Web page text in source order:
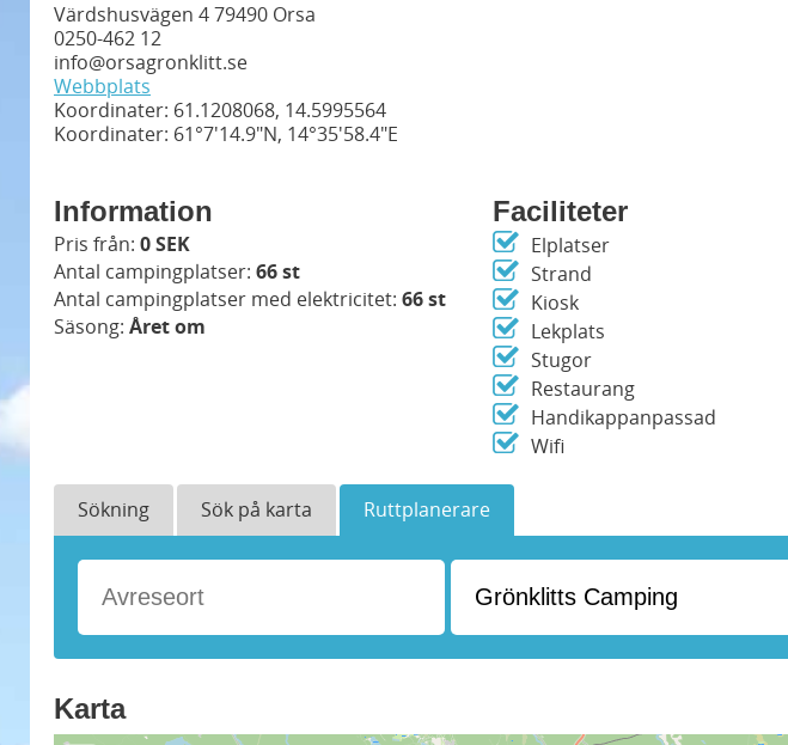
Värdshusvägen 4 79490 Orsa
0250-462 12
info@orsagronklitt.se
Webbplats
Koordinater: 61.1208068, 14.5995564
Koordinater: 61°7'14.9"N, 14°35'58.4"E
Information
Pris från: 0 SEK
Antal campingplatser: 66 st
Antal campingplatser med elektricitet: 66 st
Säsong: Året om
Faciliteter
Elplatser
Strand
Kiosk
Lekplats
Stugor
Restaurang
Handikappanpassad
Wifi
Sökning Sök på karta Ruttplanerare
Karta